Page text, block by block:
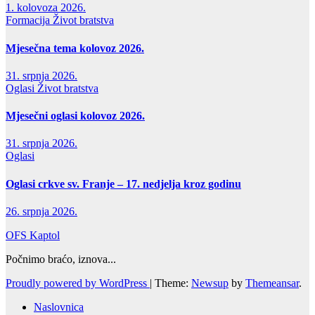
1. kolovoza 2026.
Formacija Život bratstva
Mjesečna tema kolovoz 2026.
31. srpnja 2026.
Oglasi Život bratstva
Mjesečni oglasi kolovoz 2026.
31. srpnja 2026.
Oglasi
Oglasi crkve sv. Franje – 17. nedjelja kroz godinu
26. srpnja 2026.
OFS Kaptol
Počnimo braćo, iznova...
Proudly powered by WordPress | Theme: Newsup by Themeansar.
Naslovnica